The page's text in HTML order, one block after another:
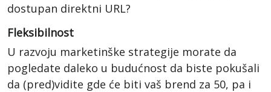
dostupan direktni URL?
Fleksibilnost
U razvoju marketinške strategije morate da
pogledate daleko u budućnost da biste pokušali
da (pred)vidite gde će biti vaš brend za 50, pa i